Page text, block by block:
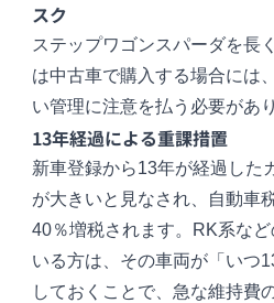
スク
ステップワゴンスパーダを長
は中古車で購入する場合には
い管理に注意を払う必要があ
13年経過による重課措置
新車登録から13年が経過した
が大きいと見なされ、自動車
40％増税されます。RK系な
いる方は、その車両が「いつ
しておくことで、急な維持費